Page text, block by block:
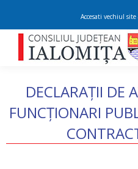
Accesati vechiul site
DECLARAȚII DE
FUNCȚIONARI